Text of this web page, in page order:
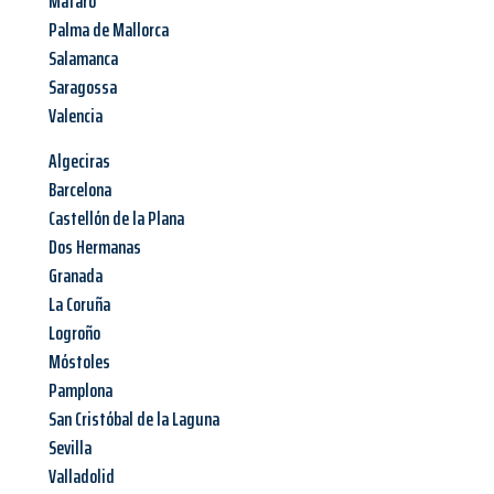
Palma de Mallorca
Salamanca
Saragossa
Valencia
Algeciras
Barcelona
Castellón de la Plana
Dos Hermanas
Granada
La Coruña
Logroño
Móstoles
Pamplona
San Cristóbal de la Laguna
Sevilla
Valladolid